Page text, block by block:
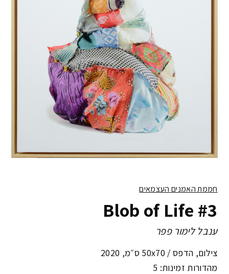
חממת האמנים העצמאים
Blob of Life #3
ענבל לימור פפר
צילום, הדפס / 50x70 ס״מ ,
מהדורות זמינות: 5